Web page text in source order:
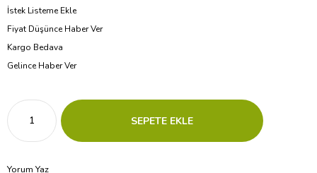
İstek Listeme Ekle
Fiyat Düşünce Haber Ver
Kargo Bedava
Gelince Haber Ver
Yorum Yaz